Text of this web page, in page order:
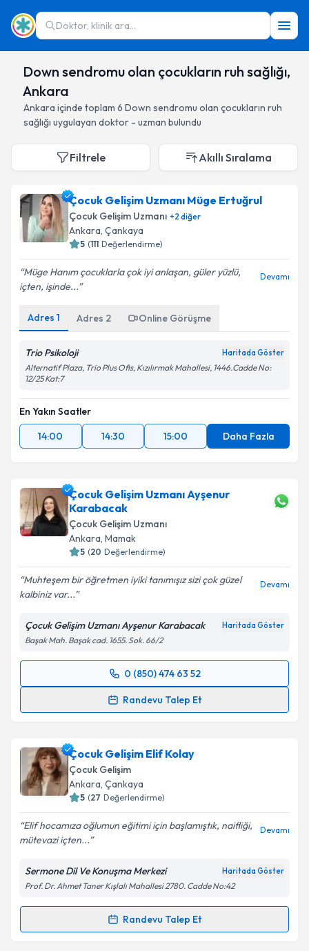
Doktor, klinik ara...
Down sendromu olan çocukların ruh sağlığı,
Ankara
Ankara içinde toplam 6 Down sendromu olan çocukların ruh
sağlığı uygulayan doktor - uzman bulundu
Filtrele Akıllı Sıralama
Çocuk Gelişim Uzmanı Müge Ertuğrul
Çocuk Gelişim Uzmanı +2 diğer
Ankara, Çankaya
5 (111 Değerlendirme)
Müge Hanım çocuklarla çok iyi anlaşan, güler yüzlü,
içten, işinde...
Devamı
Adres 1 Adres 2 Online Görüşme
Trio Psikoloji Haritada Göster
Alternatif Plaza, Trio Plus Ofis, Kızılırmak Mahallesi, 1446.Cadde No:
12/25 Kat:7
En Yakın Saatler
14:00
14:30 15:00 Daha Fazla
Çocuk Gelişim Uzmanı Ayşenur
Karabacak
Çocuk Gelişim Uzmanı
Ankara, Mamak
5 (20 Değerlendirme)
Muhteşem bir öğretmen iyiki tanımışız sizi çok güzel
kalbiniz var...
Devamı
Çocuk Gelişim Uzmanı Ayşenur Karabacak Haritada Göster
Başak Mah. Başak cad. 1655. Sok. 66/2
0 (850) 474 63 52
Randevu Talep Et
Randevu Takvimi Talebi
randevu almanız için bir takvim hazırlandığında e-
posta ile bilgilendireceğiz.
E-posta Adresiniz
Metni'ni okudum ve kişisel verilerimin belirtilen
kapsamda işlenmesini kabul ediyorum.
Takvim Talebini Gönder
Çocuk Gelişim Elif Kolay
Çocuk Gelişim
Ankara, Çankaya
5 (27 Değerlendirme)
Elif hocamıza oğlumun eğitimi için başlamıştık, naifliği,
mütevazi içten...
Devamı
Sermone Dil Ve Konuşma Merkezi Haritada Göster
Prof. Dr. Ahmet Taner Kışlalı Mahallesi 2780. Cadde No:42
Randevu Talep Et
Randevu Takvimi Talebi